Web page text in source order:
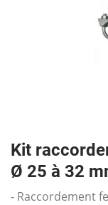
Kit
Ø 25 à 32
- Raccordement